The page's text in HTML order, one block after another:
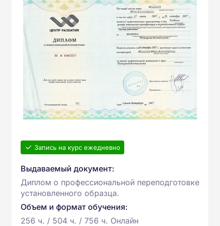
Запись на курс ежедневно
Выдаваемый документ:
Диплом о профессиональной переподготовке
установленного образца.
Объем и формат обучения:
256 ч. / 504 ч. / 756 ч. Онлайн